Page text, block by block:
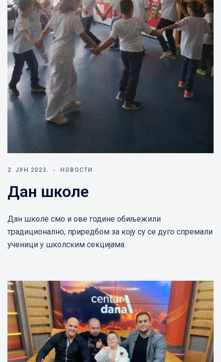
2. ЈУН 2023. НОВОСТИ
Дан школе
Дан школе смо и ове године обиљежили
традиционално, приредбом за коју су се дуго спремали
ученици у школским секцијама.